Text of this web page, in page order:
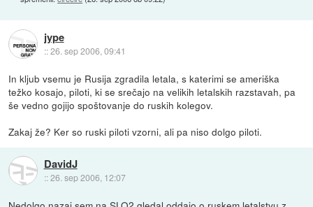
jype
::26. sep 2006, 09:41
In kljub vsemu je Rusija zgradila letala, s katerimi se ameriška
težko kosajo, piloti, ki se srečajo na velikih letalskih razstavah, pa
še vedno gojijo spoštovanje do ruskih kolegov.
Zakaj že? Ker so ruski piloti vzorni, ali pa niso dolgo piloti.
DavidJ
::26. sep 2006, 12:07